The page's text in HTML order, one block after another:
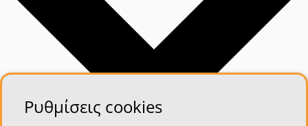
Ρυθμίσεις cookies